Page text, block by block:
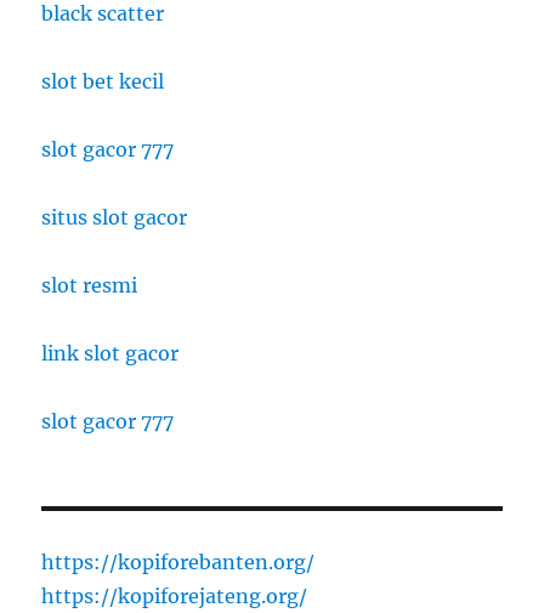
black scatter
slot bet kecil
slot gacor 777
situs slot gacor
slot resmi
link slot gacor
slot gacor 777
https://kopiforebanten.org/
https://kopiforejateng.org/